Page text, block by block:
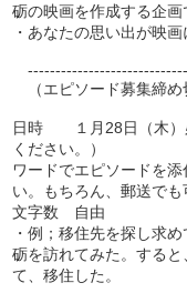
砺の映画を作成する企画
・あなたの思い出が映
（エピソード募集締め
日時 １月28日（木）
ください。）
ワードでエピソードを
い。もちろん、郵送でも
文字数 自由
・例；移住先を探し求
砺を訪れてみた。する
て、移住した。